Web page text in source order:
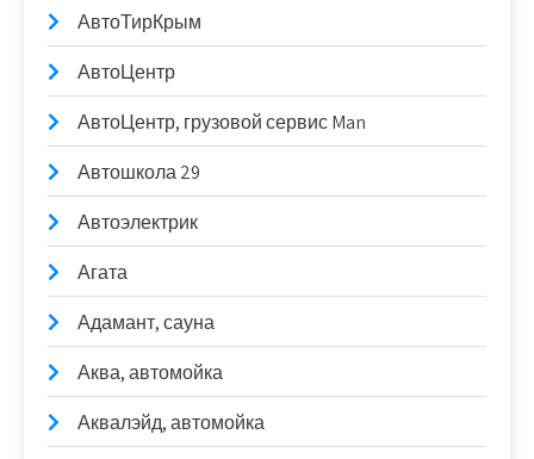
АвтоТирКрым
АвтоЦентр
АвтоЦентр, грузовой сервис Man
Автошкола 29
Автоэлектрик
Агата
Адамант, сауна
Аква, автомойка
Аквалэйд, автомойка